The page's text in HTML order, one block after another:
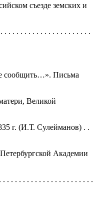
съезде земских и
. . . . . . . . . . . . . . . . . . . . .
сообщить…». Письма
Великой
г. (И.Т. Сулейманов) . .
Академии
. . . . . . . . . . . . . . . . . . . . . .